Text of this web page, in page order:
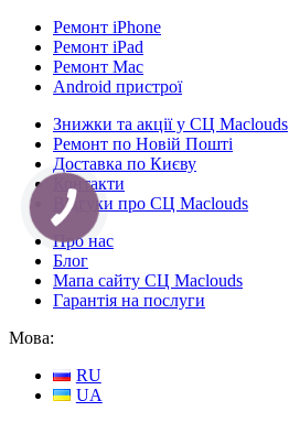
Ремонт iPhone
Ремонт iPad
Ремонт Mac
Android пристрої
Знижки та акції у СЦ Maclouds
Ремонт по Новій Пошті
Доставка по Києву
Контакти
Відгуки про СЦ Maclouds
Про нас
Блог
Мапа сайту СЦ Maclouds
Гарантія на послуги
Мова:
RU
UA
КНОПКА
СВЯЗИ